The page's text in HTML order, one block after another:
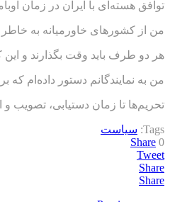
توافق هسته‌ای با ایران در زمان
من از کشورهای خاورمیانه به
هر دو طرف باید وقت بگذارند و این
من به نمایندگانم دستور داده‌ام که
تحریم‌ها تا زمان دستیابی، تصویب
Tags: سیاست
Share 0
Tweet
Share
Share